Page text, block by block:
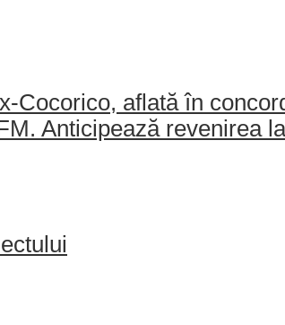
Cocorico, aflată în
Anticipează revenirea